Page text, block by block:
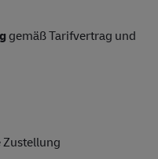
gemäß Tarifvertrag und